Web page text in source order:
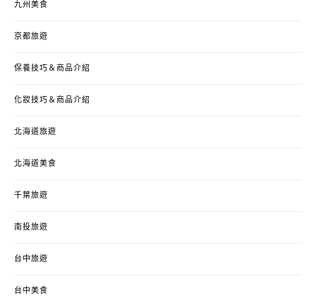
九州美食
京都旅遊
保養技巧＆商品介紹
化妝技巧＆商品介紹
北海道旅遊
北海道美食
千葉旅遊
南投旅遊
台中旅遊
台中美食